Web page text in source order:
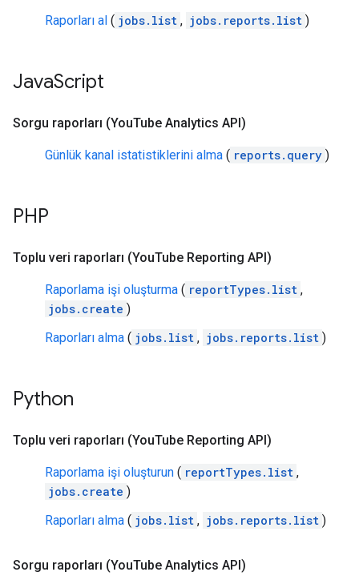
Raporları al ( jobs.list , jobs.reports.list )
JavaScript
Sorgu raporları (YouTube Analytics API)
Günlük kanal istatistiklerini alma ( reports.query )
PHP
Toplu veri raporları (YouTube Reporting API)
Raporlama işi oluşturma ( reportTypes.list ,
jobs.create )
Raporları alma ( jobs.list , jobs.reports.list )
Python
Toplu veri raporları (YouTube Reporting API)
Raporlama işi oluşturun ( reportTypes.list ,
jobs.create )
Raporları alma ( jobs.list , jobs.reports.list )
Sorgu raporları (YouTube Analytics API)